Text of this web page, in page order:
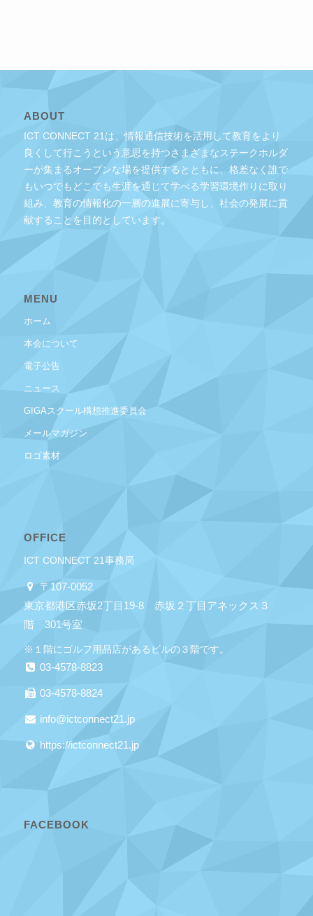
ABOUT
ICT CONNECT 21は、情報通信技術を活用して教育をより
良くして行こうという意思を持つさまざまなステークホルダ
ーが集まるオープンな場を提供するとともに、格差なく誰で
もいつでもどこでも生涯を通じて学べる学習環境作りに取り
組み、教育の情報化の一層の進展に寄与し、社会の発展に貢
献することを目的としています。
MENU
ホーム
本会について
電子公告
ニュース
GIGAスクール構想推進委員会
メールマガジン
ロゴ素材
OFFICE
ICT CONNECT 21事務局
〒107-0052
東京都港区赤坂2丁目19-8 赤坂２丁目アネックス３
階 301号室
※１階にゴルフ用品店があるビルの３階です。
03-4578-8823
03-4578-8824
info@ictconnect21.jp
https://ictconnect21.jp
FACEBOOK